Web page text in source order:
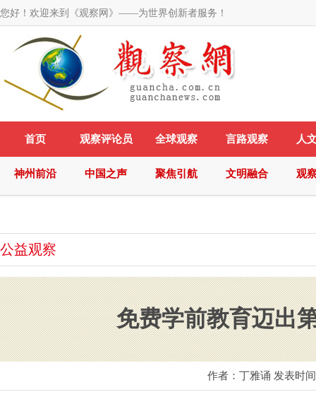
您好！欢迎来到《观察网》——为世界创新者服务！
首页 观察评论员 全球观察 言路观察 人
神州前沿 中国之声 聚焦引航 文明融合 观
公益观察
免费学前教育迈出
作者：丁雅诵 发表时